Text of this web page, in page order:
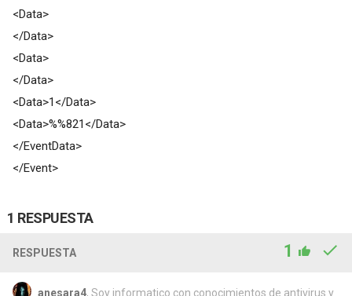
<Data>
</Data>
<Data>
</Data>
<Data>1</Data>
<Data>%%821</Data>
</EventData>
</Event>
1 RESPUESTA
RESPUESTA 1
anesara4, Soy informatico con conocimientos de antivirus y